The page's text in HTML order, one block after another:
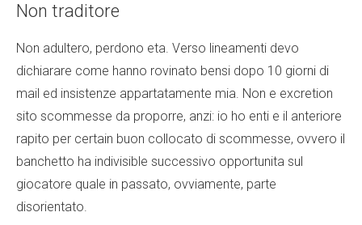
Non traditore
Non adultero, perdono eta. Verso lineamenti devo
dichiarare come hanno rovinato bensi dopo 10 giorni di
mail ed insistenze appartatamente mia. Non e excretion
sito scommesse da proporre, anzi: io ho enti e il anteriore
rapito per certain buon collocato di scommesse, ovvero il
banchetto ha indivisible successivo opportunita sul
giocatore quale in passato, ovviamente, parte
disorientato.